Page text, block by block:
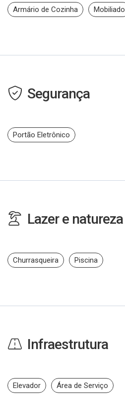
Armário de Cozinha Mobiliado
Segurança
Portão Eletrônico
Lazer e natureza
Churrasqueira Piscina
Infraestrutura
Elevador Área de Serviço